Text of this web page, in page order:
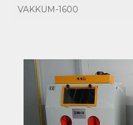
VAKKUM-1600